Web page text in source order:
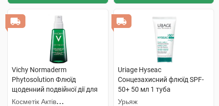
Vichy Normaderm
Phytosolution Флюїд
щоденний подвійної дії для
жирної, схильної до
Косметік Актів
Uriage Hyseac
Сонцезахисний флюїд SPF-
50+ 50 мл 1 туба
Урьяж